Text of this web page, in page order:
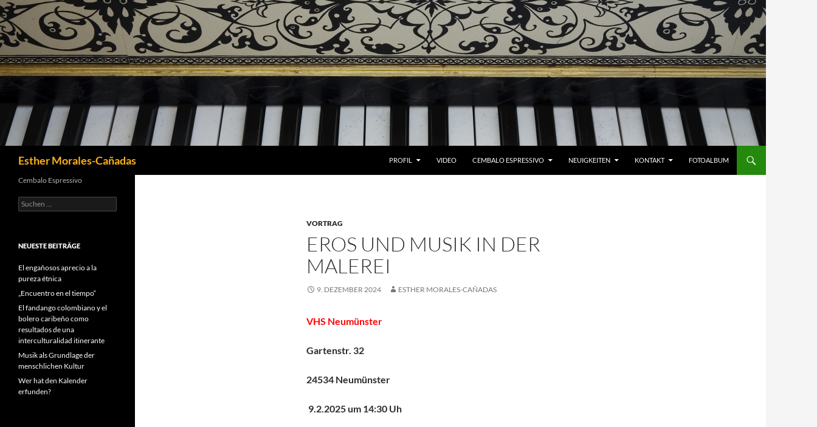
Esther Morales-Cañadas
PROFIL
VIDEO CEMBALO ESPRESSIVO NEUIGKEITEN KONTAKT FOTOALBUM
VORTRAG
EROS UND MUSIK IN DER
MALEREI
9. DEZEMBER 2024 ESTHER MORALES-CAÑADAS
VHS Neumünster
Gartenstr. 32
24534 Neumünster
9.2.2025 um 14:30 Uh
Cembalo Espressivo
Suchen
nach:
NEUESTE BEITRÄGE
El engañosos aprecio a la
pureza étnica
„Encuentro en el tiempo“
El fandango colombiano y el
bolero caribeño como
resultados de una
interculturalidad itinerante
Musik als Grundlage der
menschlichen Kultur
Wer hat den Kalender
erfunden?